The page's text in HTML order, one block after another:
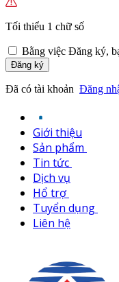
Tối thiểu 1 chữ số
Bằng việc Đăng ký,
Đăng ký
Đã có tài khoản Đăng
Giới thiệu
Sản phẩm
Tin tức
Dịch vụ
Hổ trợ
Tuyển dụng
Liên hệ